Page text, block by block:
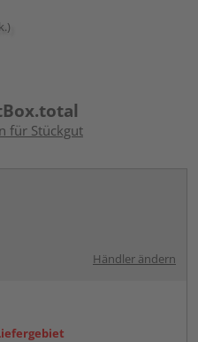
für Stückgut
Händler ändern